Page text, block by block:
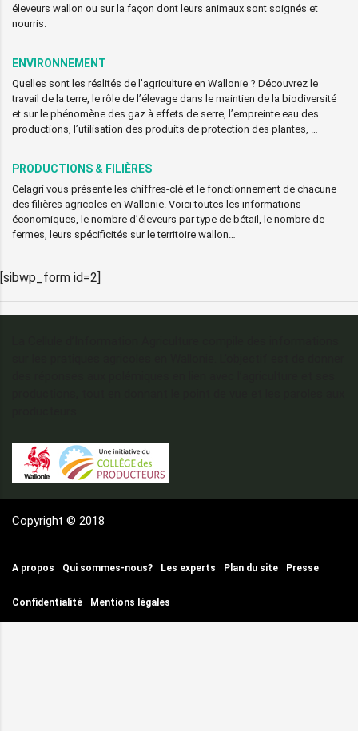
éleveurs wallon ou sur la façon dont leurs animaux sont soignés et
nourris.
ENVIRONNEMENT
Quelles sont les réalités de l'agriculture en Wallonie ? Découvrez le
travail de la terre, le rôle de l’élevage dans le maintien de la biodiversité
et sur le phénomène des gaz à effets de serre, l’empreinte eau des
productions, l’utilisation des produits de protection des plantes, …
PRODUCTIONS & FILIÈRES
Celagri vous présente les chiffres-clé et le fonctionnement de chacune
des filières agricoles en Wallonie. Voici toutes les informations
économiques, le nombre d’éleveurs par type de bétail, le nombre de
fermes, leurs spécificités sur le territoire wallon…
[sibwp_form id=2]
Copyright © 2018
A propos Qui sommes-nous? Les experts Plan du site Presse
Confidentialité Mentions légales